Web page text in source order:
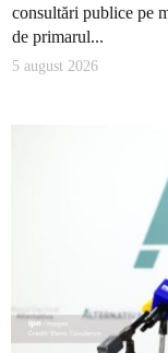
consultări publice pe
de primarul...
5 august 2026